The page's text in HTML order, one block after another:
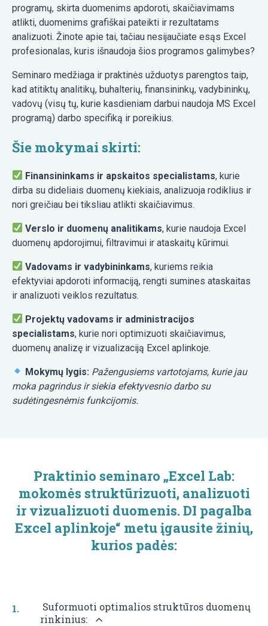
programų, skirta duomenims apdoroti, skaičiavimams
atlikti, duomenims grafiškai pateikti ir rezultatams
analizuoti. Žinote apie tai, tačiau nesijaučiate esąs Excel
profesionalas, kuris išnaudoja šios programos galimybes?
Seminaro medžiaga ir praktinės užduotys parengtos taip,
kad atitiktų analitikų, buhalterių, finansininkų, vadybininkų,
vadovų (visų tų, kurie kasdieniam darbui naudoja MS Excel
programą) darbo specifiką ir poreikius.
Šie mokymai skirti:
Finansininkams ir apskaitos specialistams, kurie
dirba su dideliais duomenų kiekiais, analizuoja rodiklius ir
nori greičiau bei tiksliau atlikti skaičiavimus.
Verslo ir duomenų analitikams, kurie naudoja Excel
duomenų apdorojimui, filtravimui ir ataskaitų kūrimui.
Vadovams ir vadybininkams, kuriems reikia
efektyviai apdoroti informaciją, rengti sumines ataskaitas
ir analizuoti veiklos rezultatus.
Projektų vadovams ir administracijos
specialistams, kurie nori optimizuoti skaičiavimus,
duomenų analizę ir vizualizaciją Excel aplinkoje.
Mokymų lygis: Pažengusiems vartotojams, kurie jau
moka pagrindus ir siekia efektyvesnio darbo su
sudėtingesnėmis funkcijomis.
Praktinio seminaro „Excel Lab:
mokomės struktūrizuoti, analizuoti
ir vizualizuoti duomenis. DI pagalba
Excel aplinkoje“ metu įgausite žinių,
kurios padės:
Suformuoti optimalios struktūros duomenų
rinkinius: